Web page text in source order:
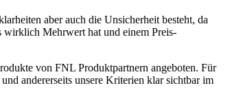
aber auch die Unsicherheit besteht, da
wirklich Mehrwert hat und einem Preis-
von FNL Produktpartnern angeboten. Für
andererseits unsere Kriterien klar sichtbar im